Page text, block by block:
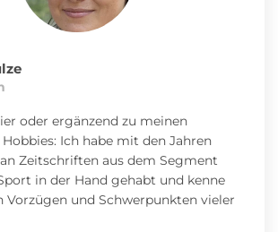
oder ergänzend zu meinen
Ich habe mit den Jahren
Zeitschriften aus dem Segment
in der Hand gehabt und kenne
und Schwerpunkten vieler